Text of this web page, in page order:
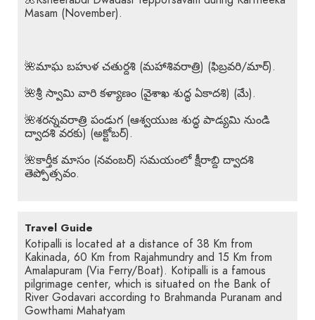
Masam (November).
🌺మాఘ బహుళ చతుర్దశి (మహాశివరాత్రి) (ఫిబ్రవరి/మార్).
🌺శ్రీ స్వామి వారి కళ్యాణం (వైశాఖ శుద్ధ ఏకాదశి) (మే).
🌺శరన్నవరాత్రి పండుగ (ఆశ్వయుజ శుద్ధ పాడ్యమి నుండి
ద్వాదశి వరకు) (అక్టోబర్).
🌺కార్తీక మాసం (నవంబర్) సమయంలో క్షీరాబ్ది ద్వాదశి
తెప్పోత్సవం.
Travel Guide
Kotipalli is located at a distance of 38 Km from
Kakinada, 60 Km from Rajahmundry and 15 Km from
Amalapuram (Via Ferry/Boat). Kotipalli is a famous
pilgrimage center, which is situated on the Bank of
River Godavari according to Brahmanda Puranam and
Gowthami Mahatyam